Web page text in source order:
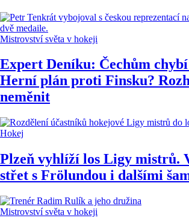
Mistrovství světa v hokeji
Expert Deníku: Čechům
Herní plán proti Finsku?
neměnit
Hokej
Plzeň vyhlíží los Ligy mistrů.
střet s Frölundou i dalšími
Mistrovství světa v hokeji